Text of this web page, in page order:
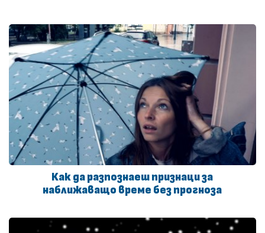
Как да разпознаеш признаци за
наближаващо време без прогноза